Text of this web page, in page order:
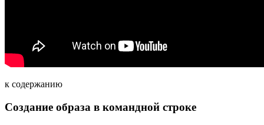
к содержанию
Создание образа в командной строке